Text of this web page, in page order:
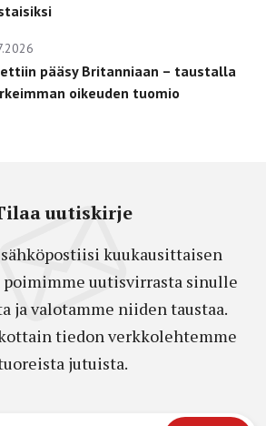
pääsy Britanniaan – taustalla
oikeuden tuomio
uutiskirje
sähköpostiisi kuukausittaisen
poimimme uutisvirrasta sinulle
ja valotamme niiden taustaa.
tiedon verkkolehtemme
jutuista.